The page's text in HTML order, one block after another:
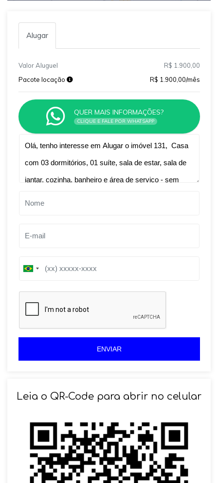
Alugar
Valor Aluguel
R$ 1.900,00
Pacote locação
R$ 1.900,00/mês
QUER MAIS INFORMAÇÕES?
CLIQUE E FALE POR WHATSAPP
B
i
5
5
ENVIAR
Leia o QR-Code para abrir no celular